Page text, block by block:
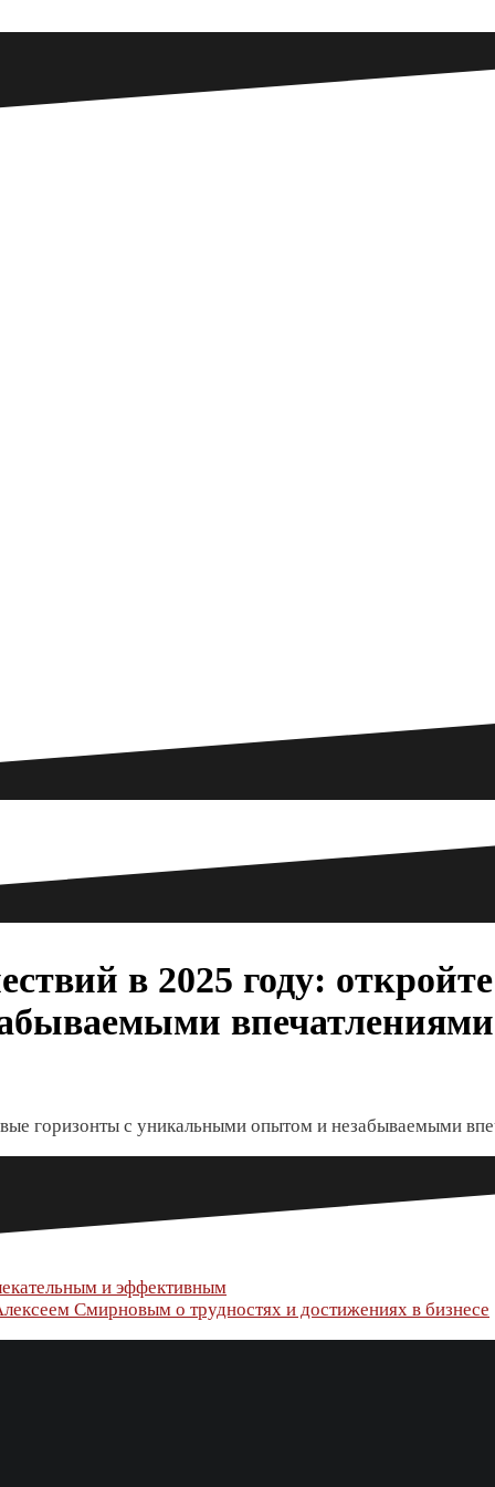
в 2025 году:
впечатлениями
горизонты с уникальными опытом и незабываемыми
и эффективным
Смирновым о трудностях и достижениях в бизнесе